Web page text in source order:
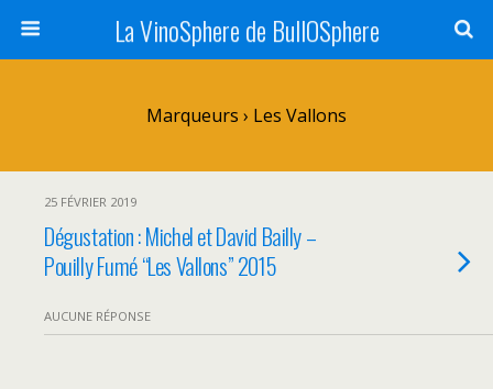
La VinoSphere de BullOSphere
Marqueurs › Les Vallons
25 FÉVRIER 2019
Dégustation : Michel et David Bailly –
Pouilly Fumé “Les Vallons” 2015
AUCUNE RÉPONSE